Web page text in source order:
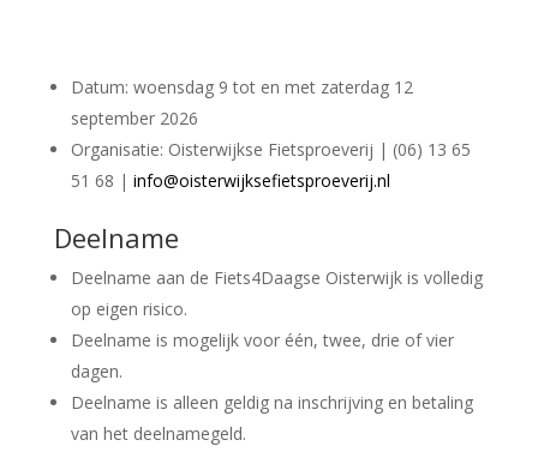
Datum: woensdag 9 tot en met zaterdag 12
september 2026
Organisatie: Oisterwijkse Fietsproeverij | (06) 13 65
51 68 | info@oisterwijksefietsproeverij.nl
Deelname
Deelname aan de Fiets4Daagse Oisterwijk is volledig
op eigen risico.
Deelname is mogelijk voor één, twee, drie of vier
dagen.
Deelname is alleen geldig na inschrijving en betaling
van het deelnamegeld.